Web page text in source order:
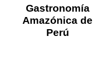
Gastronomía
Amazónica de
Perú